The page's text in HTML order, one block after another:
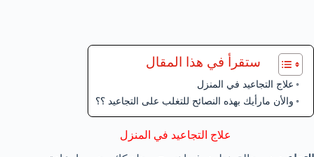
ستقرأ في هذا المقال
علاج التجاعيد في المنزل
والأن مارأيك بهذه النصائح للتغلب على التجاعيد ؟؟
علاج التجاعيد في المنزل